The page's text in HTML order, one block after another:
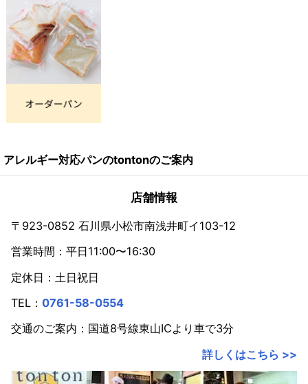
アレルギー対応パンのtontonのご案内
店舗情報
〒923-0852 石川県小松市南浅井町イ103-12
営業時間：平日11:00〜16:30
定休日：土日祝日
TEL： 0761-58-0554
交通のご案内：国道8号線東山ICより車で3分
詳しくはこちら >>